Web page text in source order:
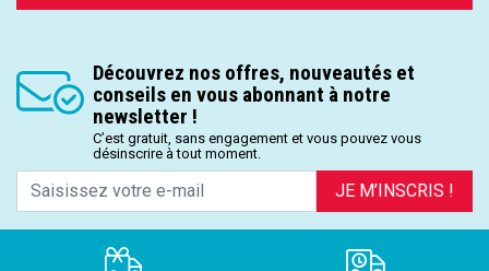
Découvrez nos offres, nouveautés et
conseils en vous abonnant à notre
newsletter !
C’est gratuit, sans engagement et vous pouvez vous
désinscrire à tout moment.
JE M’INSCRIS !